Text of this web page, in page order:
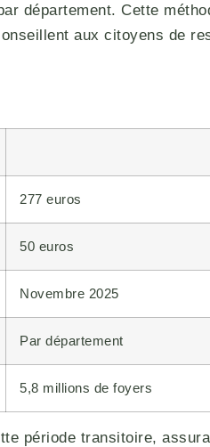
département. Cette
aux citoyens de
277 euros
50 euros
Novembre 2025
Par département
5,8 millions de foyers
période transitoire,